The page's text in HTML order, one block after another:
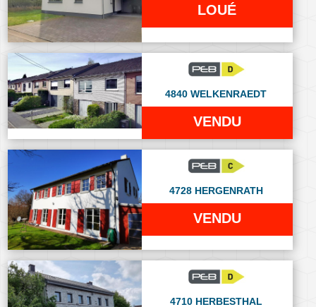
LOUÉ
4840 WELKENRAEDT
VENDU
4728 HERGENRATH
VENDU
4710 HERBESTHAL